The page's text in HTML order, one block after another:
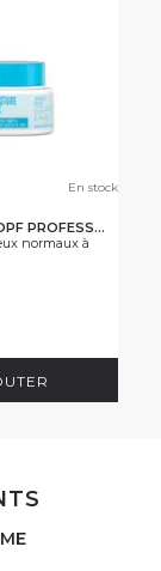
En stock
SCHWARZKOPF PROFESSIONAL
normaux à